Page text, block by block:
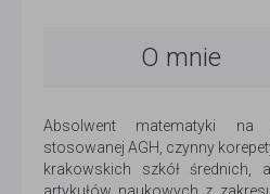
O mnie
Absolwent matematyki na
stosowanej AGH, czynny
krakowskich szkół średnich,